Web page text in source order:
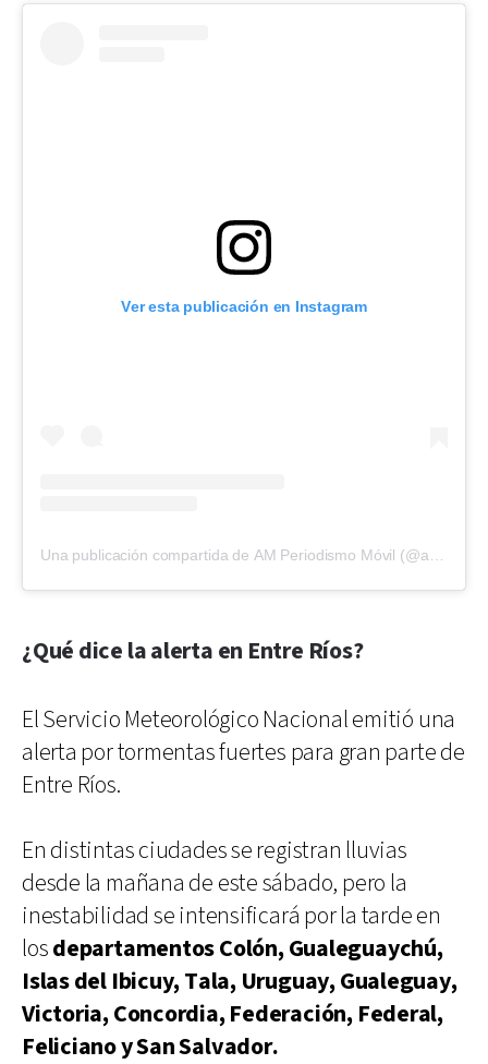
Ver esta publicación en Instagram
¿Qué dice la alerta en Entre Ríos?
El Servicio Meteorológico Nacional emitió una
alerta por tormentas fuertes para gran parte de
Entre Ríos.
En distintas ciudades se registran lluvias
desde la mañana de este sábado, pero la
inestabilidad se intensificará por la tarde en
losdepartamentos Colón, Gualeguaychú,
Islas del Ibicuy, Tala, Uruguay, Gualeguay,
Victoria, Concordia, Federación, Federal,
Feliciano y San Salvador.